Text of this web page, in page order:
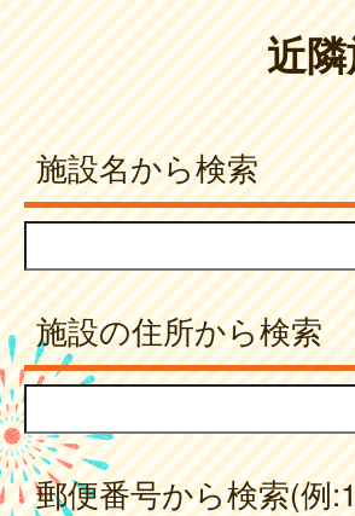
近
施設名から検索
施設の住所から検索
郵便番号から検索(例